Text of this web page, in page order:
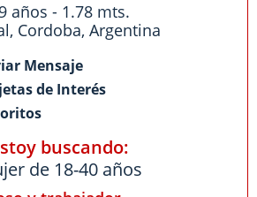
años - 1.78 mts.
, Cordoba, Argentina
Mensaje
de Interés
buscando:
de 18-40 años